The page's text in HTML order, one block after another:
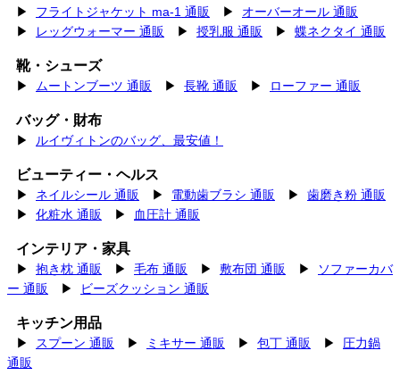
▶ フライトジャケット ma-1 通販 ▶ オーバーオール 通販
▶
レッグウォーマー 通販 ▶ 授乳服 通販 ▶ 蝶ネクタイ 通販
靴・シューズ
▶ ムートンブーツ 通販 ▶ 長靴 通販 ▶ ローファー 通販
バッグ・財布
▶ ルイヴィトンのバッグ、最安値！
ビューティー・ヘルス
▶ ネイルシール 通販 ▶ 電動歯ブラシ 通販 ▶ 歯磨き粉 通販
▶ 化粧水 通販 ▶ 血圧計 通販
インテリア・家具
▶ 抱き枕 通販 ▶ 毛布 通販 ▶ 敷布団 通販 ▶
ソファーカバ
ー 通販
▶ ビーズクッション 通販
キッチン用品
▶ スプーン 通販 ▶ ミキサー 通販 ▶ 包丁 通販 ▶ 圧力鍋
通販